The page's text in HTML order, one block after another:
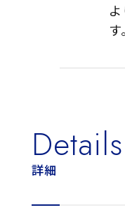
す
Details
詳細